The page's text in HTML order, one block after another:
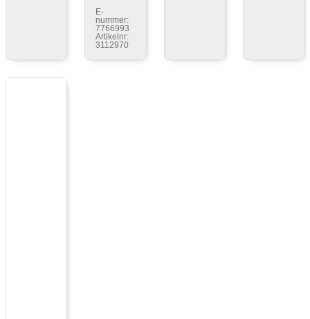
E-
nummer:
7766993
Artikelnr:
3112970